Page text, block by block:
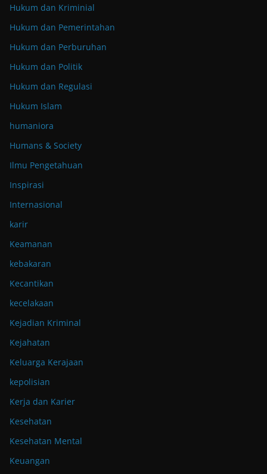
Hukum dan Kriminial
Hukum dan Pemerintahan
Hukum dan Perburuhan
Hukum dan Politik
Hukum dan Regulasi
Hukum Islam
humaniora
Humans & Society
Ilmu Pengetahuan
Inspirasi
Internasional
karir
Keamanan
kebakaran
Kecantikan
kecelakaan
Kejadian Kriminal
Kejahatan
Keluarga Kerajaan
kepolisian
Kerja dan Karier
Kesehatan
Kesehatan Mental
Keuangan